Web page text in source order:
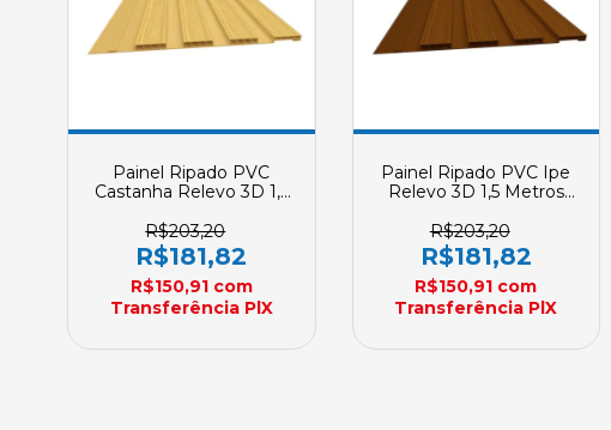
Painel Ripado PVC
Castanha Relevo 3D 1,5
Peças 200mm X 7mm
Sob Encomenda
R$203,20
R$181,82
R$150,91 com
Transferência PlX
Painel Ripado PVC Ipe
Relevo 3D 1,5 Metros
200mm X 7mm Sob
Encomenda
R$203,20
R$181,82
R$150,91 com
Transferência PlX